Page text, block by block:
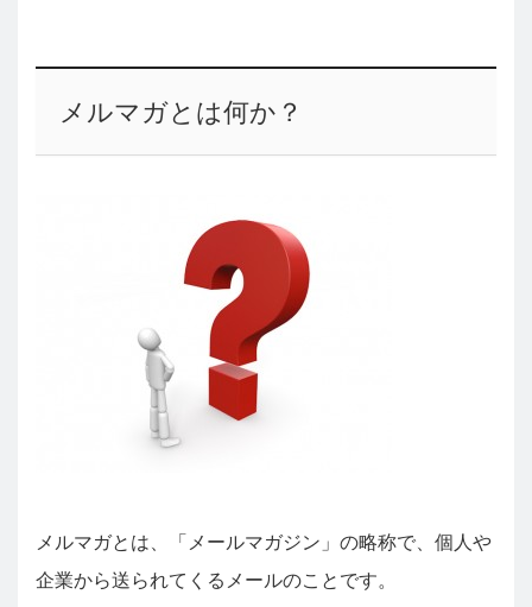
メルマガとは何か？
メルマガとは、「メールマガジン」の略称で、個人や
企業から送られてくるメールのことです。